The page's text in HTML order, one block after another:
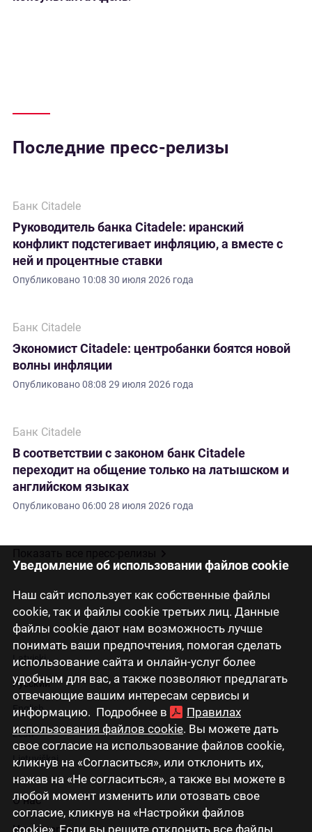
Уведомление об использовании файлов cookie
Наш сайт использует как собственные файлы
cookie, так и файлы cookie третьих лиц. Данные
файлы cookie дают нам возможность лучше
понимать ваши предпочтения, помогая сделать
использование сайта и онлайн-услуг более
удобным для вас, а также позволяют предлагать
отвечающие вашим интересам сервисы и
информацию. Подробнее в
Правилах
использования файлов cookie. Вы можете дать
свое согласие на использование файлов cookie,
кликнув на «Согласиться», или отклонить их,
нажав на «Не согласиться», а также вы можете в
любой момент изменить или отозвать свое
согласие, кликнув на «Настройки файлов
cookie». Если вы решите отклонить все файлы
Последние пресс-релизы
Банк Citadele
Руководитель банка Citadele: иранский
конфликт подстегивает инфляцию, а вместе с
ней и процентные ставки
Опубликовано 10:08 30 июля 2026 года
Банк Citadele
Экономист Citadele: центробанки боятся новой
волны инфляции
Опубликовано08:08 29 июля 2026 года
Банк Citadele
В соответствии с законом банк Citadele
переходит на общение только на латышском и
английском языках
Опубликовано06:00 28 июля 2026 года
Latviski
Русский
English
Eesti
Lietuviškai
О нас